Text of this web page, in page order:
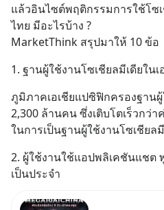
แล้วอินไซต์พฤติกรรมการใช้โซ
ไทย มีอะไรบ้าง ?
MarketThink สรุปมาให้ 10 ข้อ
1. ฐานผู้ใช้งานโซเชียลมีเดียใน
ภูมิภาคเอเชียแปซิฟิกครองฐาน
2,300 ล้านคน ซึ่งเติบโตเร็วกว่
ในการเป็นฐานผู้ใช้งานโซเชีย
2. ผู้ใช้งานใช้แอปพลิเคชันแชต
เป็นประจำ